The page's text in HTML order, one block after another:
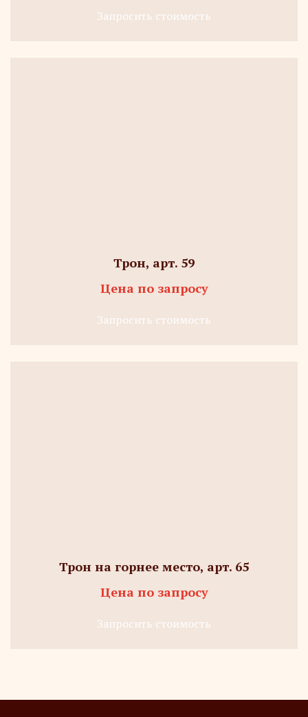
Запросить стоимость
Трон, арт. 59
Цена по запросу
Запросить стоимость
Трон на горнее место, арт. 65
Цена по запросу
Запросить стоимость